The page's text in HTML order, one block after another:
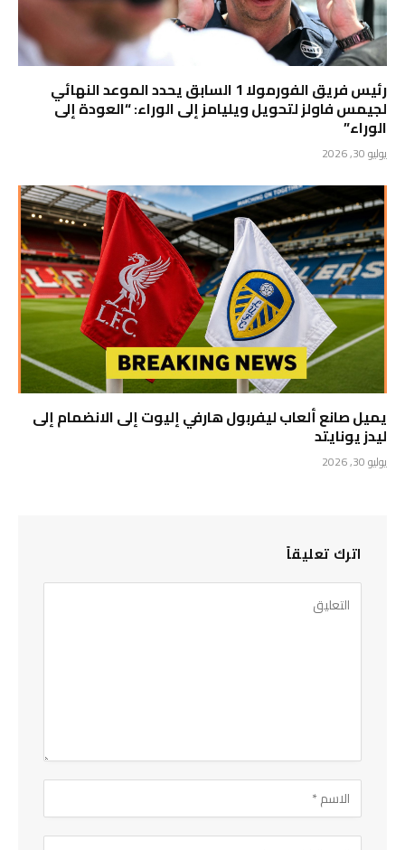
رئيس فريق الفورمولا 1 السابق يحدد الموعد النهائي
لجيمس فاولز لتحويل ويليامز إلى الوراء: “العودة إلى
الوراء”
يوليو 30, 2026
يميل صانع ألعاب ليفربول هارفي إليوت إلى الانضمام إلى
ليدز يونايتد
يوليو 30, 2026
اترك تعليقاً